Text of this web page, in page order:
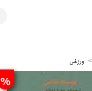
ورزشی
%